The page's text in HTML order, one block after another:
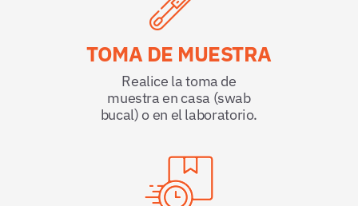
TOMA DE MUESTRA
Realice la toma de
muestra en casa (swab
bucal) o en el laboratorio.